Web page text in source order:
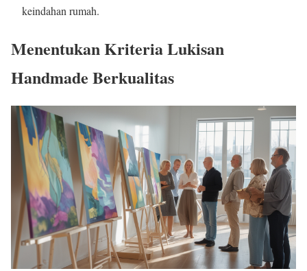
keindahan rumah.
Menentukan Kriteria Lukisan
Handmade Berkualitas